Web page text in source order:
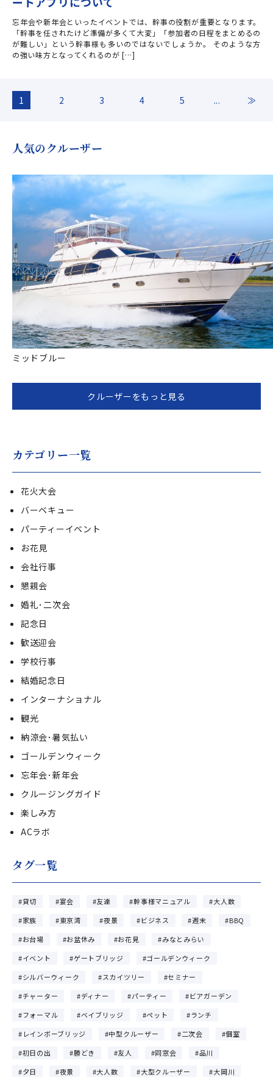
忘年会や新年会といったイベントでは、幹事の役割が重要となります。
「幹事を任されたけど準備が多くて大変」「参加者の日程をまとめるの
が難しい」という幹事様も多いのではないでしょうか。 そのような方
の強い味方となってくれるのが […]
1 2 3 4 5 ... ≫
人気のクルーザー
ミッドブルー
クルーザーをもっと見る
カテゴリー一覧
花火大会
バーベキュー
パーティーイベント
お花見
会社行事
懇親会
婚礼･二次会
記念日
歓送迎会
学校行事
結婚記念日
インターナショナル
観光
納涼会･暑気払い
ゴールデンウィーク
忘年会･新年会
クルージングガイド
楽しみ方
ACラボ
タグ一覧
貸切 宴会 友達 幹事様マニュアル
大人数
家族
東京湾 夜景 ビジネス 週末
BBQ
お台場
お盆休み お花見
みなとみらい
イベント
ゲートブリッジ
ゴールデンウィーク
シルバーウィーク
スカイツリー
セミナー
チャーター
ディナー パーティー
ビアガーデン
フォーマル
ベイブリッジ ペット
ランチ
レインボーブリッジ
中型クルーザー 二次会
個室
初日の出
勝どき 友人 同窓会
品川
夕日
夜景 大人数 大型クルーザー
大岡川